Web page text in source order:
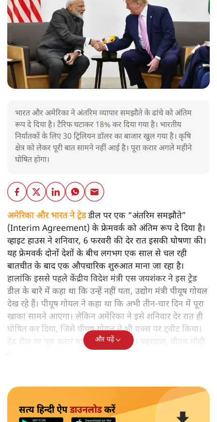
भारत और अमेरिका ने अंतरिम व्यापार समझौते के ढांचे को अंतिम
रूप दे दिया है। टैरिफ घटाकर 18% कर दिया गया है। भारतीय
निर्यातकों के लिए 30 ट्रिलियन डॉलर का बाजार खुल गया है। कृषि
क्षेत्र को लेकर पूरी बात सामने नहीं आई है। पूरा करार अगले महीने
घोषित होगा।
अमेरिका और भारत ने ट्रेडडील पर एक “अंतरिम समझौते”
(Interim Agreement) के फ्रेमवर्क को अंतिम रूप दे दिया है।
व्हाइट हाउस ने शनिवार, 6 फरवरी की देर रात इसकी घोषणा की।
यह फ्रेमवर्क दोनों देशों के बीच लगभग एक साल से चल रही
बातचीत के बाद एक औपचारिक शुरुआत माना जा रहा है।
हालांकि इससे पहले केंद्रीय विदेश मंत्री एस जयशंकर ने इस ट्रेड
डील के बारे में कहा था कि उन्हें नहीं पता, उद्योग मंत्री पीयूष गोयल
देख रहे हैं। पीयूष गोयल ने कहा था कि अभी तीन-चार दिन में पूरा
खाका सामने आएगा। लेकिन अमेरिका ने इसे शनिवार देर रात ही
घोषित कर दिया, जिसे पीयूष गोयल ने भी एक्स पर ट्वीट किया।
ट्रेड डील पर पूरा करार मार्च में घोषित होगा। बहरहाल, पीएम मोदी
ने इस फ्रेमवर्क घोषणा का स्वागत किया है।
और पढ़ें
सत्य हिन्दी ऐपडाउनलोडकरें